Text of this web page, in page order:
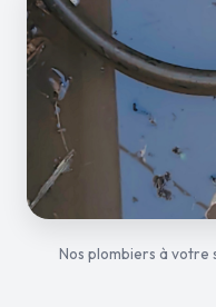
Nos plombiers à votre